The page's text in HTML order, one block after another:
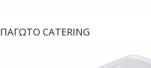
ΠΑΓΩΤΟ CATERING